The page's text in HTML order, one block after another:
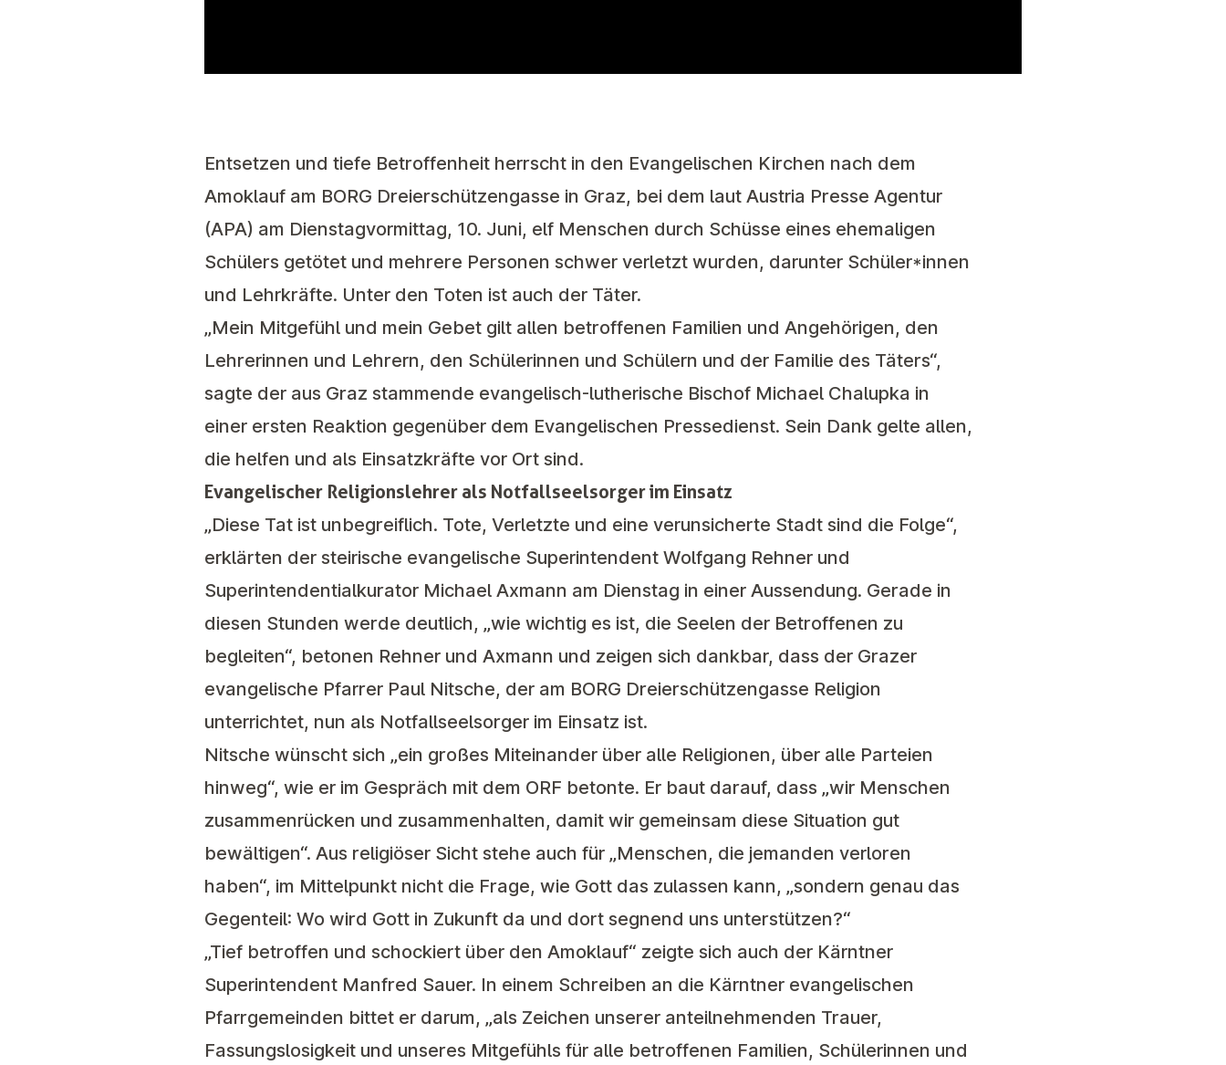
Entsetzen und tiefe Betroffenheit herrscht in den Evangelischen Kirchen nach dem
Amoklauf am BORG Dreierschützengasse in Graz, bei dem laut Austria Presse Agentur
(APA) am Dienstagvormittag, 10. Juni, elf Menschen durch Schüsse eines ehemaligen
Schülers getötet und mehrere Personen schwer verletzt wurden, darunter Schüler*innen
und Lehrkräfte. Unter den Toten ist auch der Täter.
„Mein Mitgefühl und mein Gebet gilt allen betroffenen Familien und Angehörigen, den
Lehrerinnen und Lehrern, den Schülerinnen und Schülern und der Familie des Täters“,
sagte der aus Graz stammende evangelisch-lutherische Bischof Michael Chalupka in
einer ersten Reaktion gegenüber dem Evangelischen Pressedienst. Sein Dank gelte allen,
die helfen und als Einsatzkräfte vor Ort sind.
Evangelischer Religionslehrer als Notfallseelsorger im Einsatz
„Diese Tat ist unbegreiflich. Tote, Verletzte und eine verunsicherte Stadt sind die Folge“,
erklärten der steirische evangelische Superintendent Wolfgang Rehner und
Superintendentialkurator Michael Axmann am Dienstag in einer Aussendung. Gerade in
diesen Stunden werde deutlich, „wie wichtig es ist, die Seelen der Betroffenen zu
begleiten“, betonen Rehner und Axmann und zeigen sich dankbar, dass der Grazer
evangelische Pfarrer Paul Nitsche, der am BORG Dreierschützengasse Religion
unterrichtet, nun als Notfallseelsorger im Einsatz ist.
Nitsche wünscht sich „ein großes Miteinander über alle Religionen, über alle Parteien
hinweg“, wie er im Gespräch mit dem ORF betonte. Er baut darauf, dass „wir Menschen
zusammenrücken und zusammenhalten, damit wir gemeinsam diese Situation gut
bewältigen“. Aus religiöser Sicht stehe auch für „Menschen, die jemanden verloren
haben“, im Mittelpunkt nicht die Frage, wie Gott das zulassen kann, „sondern genau das
Gegenteil: Wo wird Gott in Zukunft da und dort segnend uns unterstützen?“
„Tief betroffen und schockiert über den Amoklauf“ zeigte sich auch der Kärntner
Superintendent Manfred Sauer. In einem Schreiben an die Kärntner evangelischen
Pfarrgemeinden bittet er darum, „als Zeichen unserer anteilnehmenden Trauer,
Fassungslosigkeit und unseres Mitgefühls für alle betroffenen Familien, Schülerinnen und